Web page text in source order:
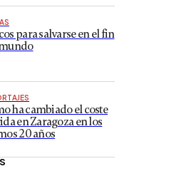
para salvarse en el fin
ha cambiado el coste
en Zaragoza en los
20 años